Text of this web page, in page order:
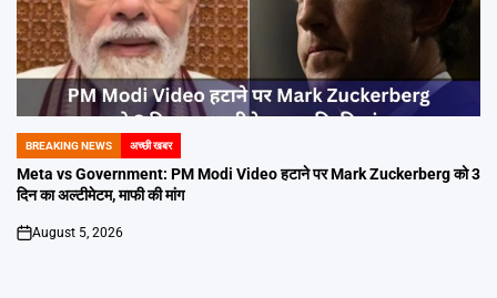
POSTED
IN
BREAKING NEWS अच्छी खबर
Meta vs Government: PM Modi Video हटाने पर Mark Zuckerberg को 3
दिन का अल्टीमेटम, माफी की मांग
on
August 5, 2026